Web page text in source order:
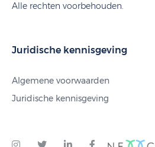
Alle rechten voorbehouden.
Juridische kennisgeving
Algemene voorwaarden
Juridische kennisgeving